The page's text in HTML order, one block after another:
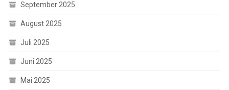
September 2025
August 2025
Juli 2025
Juni 2025
Mai 2025